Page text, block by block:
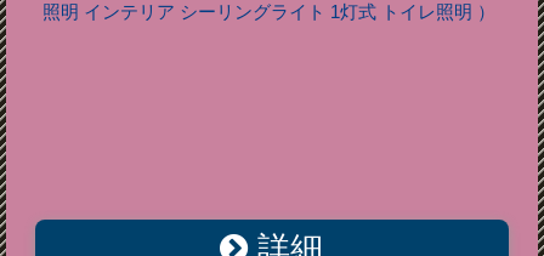
照明 インテリア シーリングライト 1灯式 トイレ照明 ）